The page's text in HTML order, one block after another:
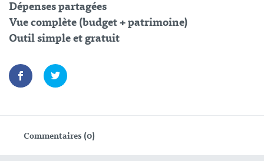
Dépenses partagées
Vue complète (budget + patrimoine)
Outil simple et gratuit
Commentaires (0)